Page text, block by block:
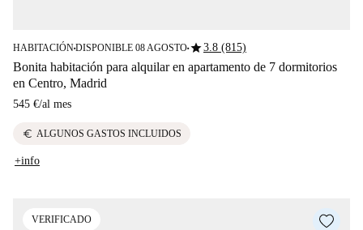
HABITACIÓN■DISPONIBLE 08 AGOSTO■star3.8 (815)
Bonita habitación para alquilar en apartamento de 7 dormitorios
en Centro, Madrid
545 €/al mes
euro ALGUNOS GASTOS INCLUIDOS
+info
VERIFICADO